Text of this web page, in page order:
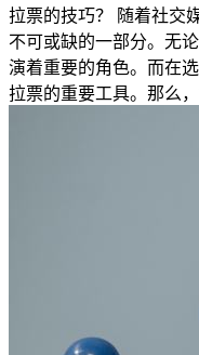
拉票的技巧？ 随着社交
不可或缺的一部分。无
演着重要的角色。而在
拉票的重要工具。那么